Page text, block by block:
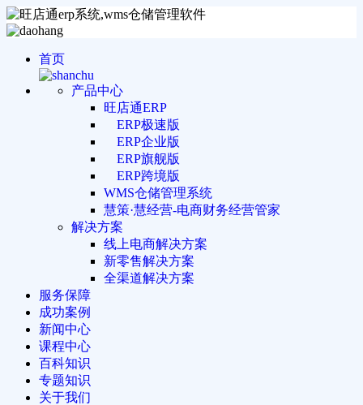
首页
产品中心
旺店通ERP
ERP极速版
ERP企业版
ERP旗舰版
ERP跨境版
WMS仓储管理系统
慧策·慧经营-电商财务经营管家
解决方案
线上电商解决方案
新零售解决方案
全渠道解决方案
服务保障
成功案例
新闻中心
课程中心
百科知识
专题知识
关于我们